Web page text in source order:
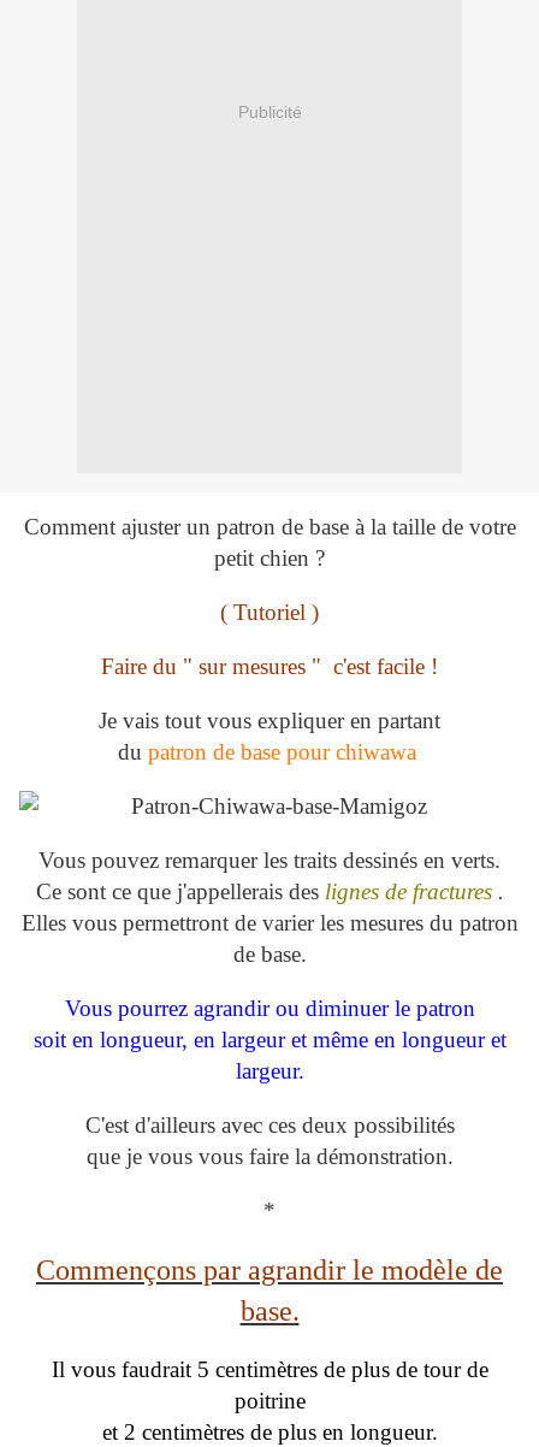
Publicité
Comment ajuster un patron de base à la taille de votre
petit chien ?
( Tutoriel )
Faire du " sur mesures " c'est facile !
Je vais tout vous expliquer en partant
du patron de base pour chiwawa
Vous pouvez remarquer les traits dessinés en verts.
Ce sont ce que j'appellerais des lignes de fractures.
Elles vous permettront de varier les mesures du patron
de base.
Vous pourrez agrandir ou diminuer le patron
soit en longueur, en largeur et même en longueur et
largeur.
C'est d'ailleurs avec ces deux possibilités
que je vous vous faire la démonstration.
*
Commençons par agrandir le modèle de
base.
Il vous faudrait 5 centimètres de plus de tour de
poitrine
et 2 centimètres de plus en longueur.